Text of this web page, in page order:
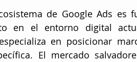
de Google Ads es
en el entorno digital
en posicionar
El mercado